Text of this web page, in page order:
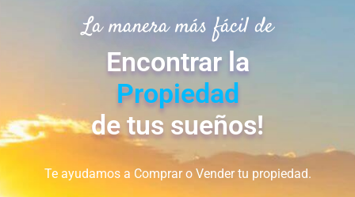
La manera más fácil de
Encontrar la
Propiedad
de tus sueños!
Te ayudamos a Comprar o Vender tu propiedad.